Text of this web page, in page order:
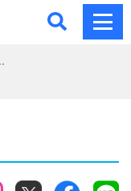
西多摩の